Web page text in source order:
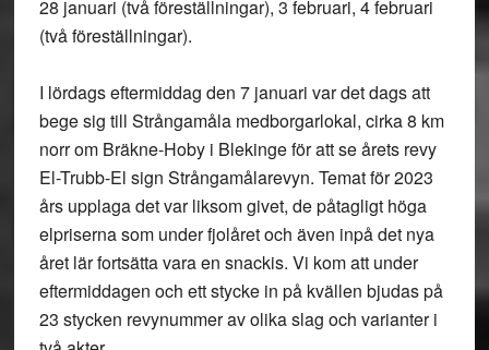
28 januari (två föreställningar), 3 februari, 4 februari
(två föreställningar).
I lördags eftermiddag den 7 januari var det dags att
bege sig till Strångamåla medborgarlokal, cirka 8 km
norr om Bräkne-Hoby i Blekinge för att se årets revy
El-Trubb-El sign Strångamålarevyn. Temat för 2023
års upplaga det var liksom givet, de påtagligt höga
elpriserna som under fjolåret och även inpå det nya
året lär fortsätta vara en snackis. Vi kom att under
eftermiddagen och ett stycke in på kvällen bjudas på
23 stycken revynummer av olika slag och varianter i